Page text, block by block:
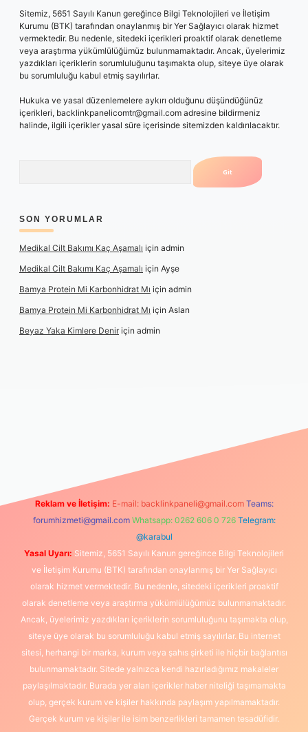
Sitemiz, 5651 Sayılı Kanun gereğince Bilgi Teknolojileri ve İletişim
Kurumu (BTK) tarafından onaylanmış bir Yer Sağlayıcı olarak hizmet
vermektedir. Bu nedenle, sitedeki içerikleri proaktif olarak denetleme
veya araştırma yükümlülüğümüz bulunmamaktadır. Ancak, üyelerimiz
yazdıkları içeriklerin sorumluluğunu taşımakta olup, siteye üye olarak
bu sorumluluğu kabul etmiş sayılırlar.
Hukuka ve yasal düzenlemelere aykırı olduğunu düşündüğünüz
içerikleri, backlinkpanelicomtr@gmail.com adresine bildirmeniz
halinde, ilgili içerikler yasal süre içerisinde sitemizden kaldırılacaktır.
SON YORUMLAR
Medikal Cilt Bakımı Kaç Aşamalı için admin
Medikal Cilt Bakımı Kaç Aşamalı için Ayşe
Bamya Protein Mi Karbonhidrat Mı için admin
Bamya Protein Mi Karbonhidrat Mı için Aslan
Beyaz Yaka Kimlere Deniriçin admin
Reklam ve İletişim: E-mail: backlinkpaneli@gmail.com Teams:
forumhizmeti@gmail.com Whatsapp: 0262 606 0 726 Telegram:
@karabul
Yasal Uyarı: Sitemiz, 5651 Sayılı Kanun gereğince Bilgi Teknolojileri
ve İletişim Kurumu (BTK) tarafından onaylanmış bir Yer Sağlayıcı
olarak hizmet vermektedir. Bu nedenle, sitedeki içerikleri proaktif
olarak denetleme veya araştırma yükümlülüğümüz bulunmamaktadır.
Ancak, üyelerimiz yazdıkları içeriklerin sorumluluğunu taşımakta olup,
siteye üye olarak bu sorumluluğu kabul etmiş sayılırlar. Bu internet
sitesi, herhangi bir marka, kurum veya şahıs şirketi ile hiçbir bağlantısı
bulunmamaktadır. Sitede yalnızca kendi hazırladığımız makaleler
paylaşılmaktadır. Burada yer alan içerikler haber niteliği taşımamakta
olup, gerçek kurum ve kişiler hakkında paylaşım yapılmamaktadır.
Gerçek kurum ve kişiler ile isim benzerlikleri tamamen tesadüfidir.